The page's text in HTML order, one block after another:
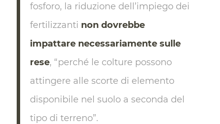
fosforo, la riduzione dell’impiego dei
fertilizzanti non dovrebbe
impattare necessariamente sulle
rese, “perché le colture possono
attingere alle scorte di elemento
disponibile nel suolo a seconda del
tipo di terreno”.